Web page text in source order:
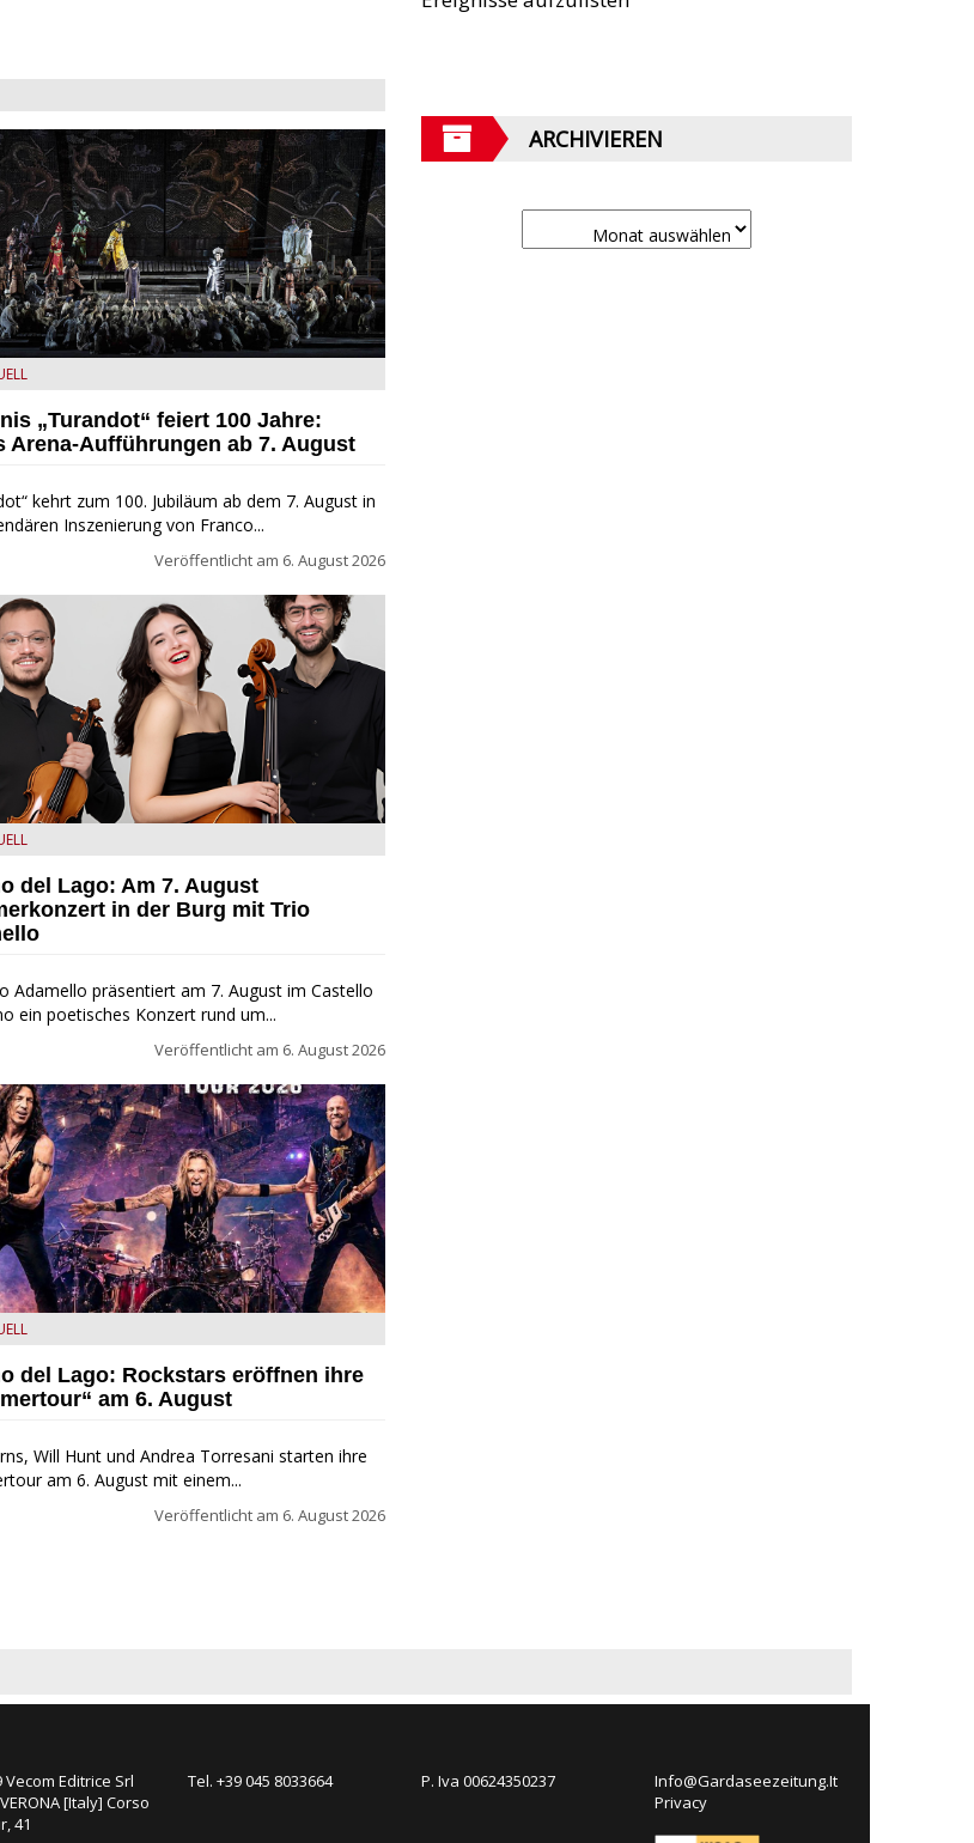
in der Arena von Verona - Ennevi für
„Turandot“ feiert 100 Jahre:
Arena-Aufführungen ab 7. August
kehrt zum 100. Jubiläum ab dem 7. August in
Inszenierung von Franco...
Veröffentlicht am 6. August 2026
del Lago: Am 7. August
in der Burg mit Trio
Adamello präsentiert am 7. August im Castello
ein poetisches Konzert rund um...
Veröffentlicht am 6. August 2026
Will Hunt und Andrea Torresani im Summer
del Lago: Rockstars eröffnen ihre
am 6. August
Will Hunt und Andrea Torresani starten ihre
am 6. August mit einem...
Veröffentlicht am 6. August 2026
ARCHIVIEREN
Vecom Editrice Srl
[Italy] Corso
41
Tel. +39 045 8033664 P. Iva 00624350237
Info@Gardaseezeitung.It
Privacy